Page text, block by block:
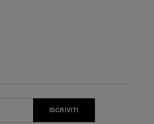
ISCRIVITI